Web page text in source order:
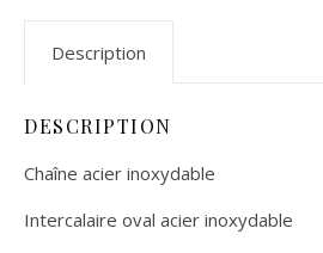
Description
DESCRIPTION
Chaîne acier inoxydable
Intercalaire oval acier inoxydable